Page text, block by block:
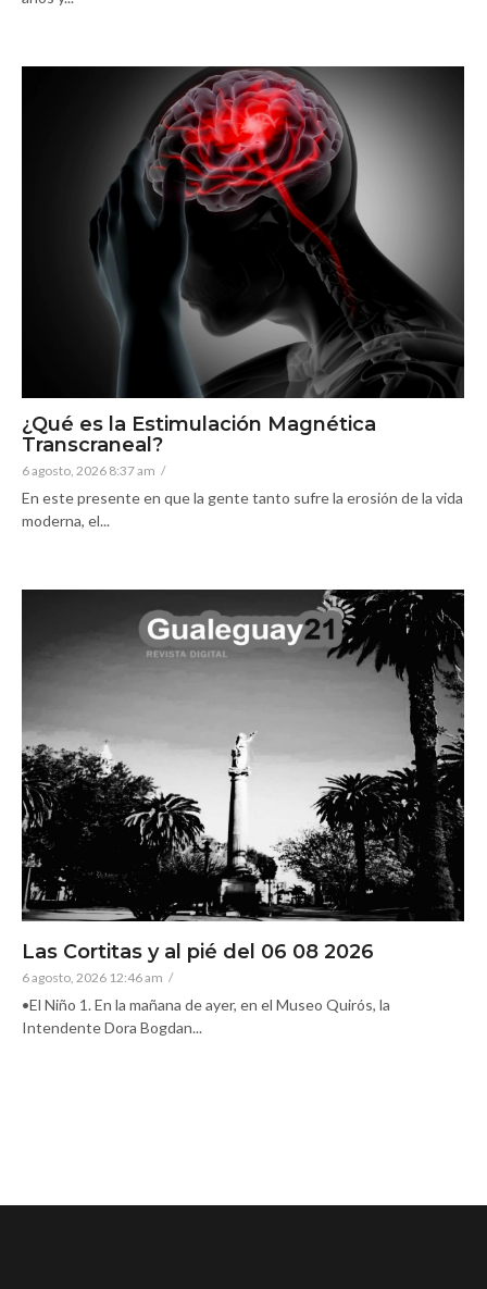
¿Qué es la Estimulación Magnética
Transcraneal?
6 agosto, 2026 8:37 am /
En este presente en que la gente tanto sufre la erosión de la vida
moderna, el...
Las Cortitas y al pié del 06 08 2026
6 agosto, 2026 12:46 am /
•El Niño 1. En la mañana de ayer, en el Museo Quirós, la
Intendente Dora Bogdan...